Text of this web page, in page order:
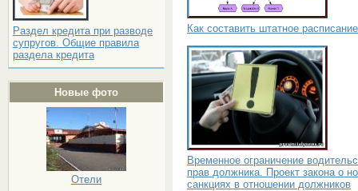
Раздел кредита при разводе
супругов. Общие правила
раздела кредита
Новые фото
Отели
Как составить штатное расписание
Временное ограничение
прав должника. Проект закона о
санкциях в отношении должников